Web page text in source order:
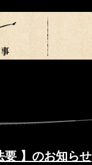
要 】のお知らせ